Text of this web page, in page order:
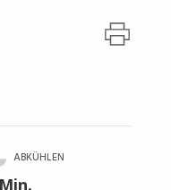
ABKÜHLEN